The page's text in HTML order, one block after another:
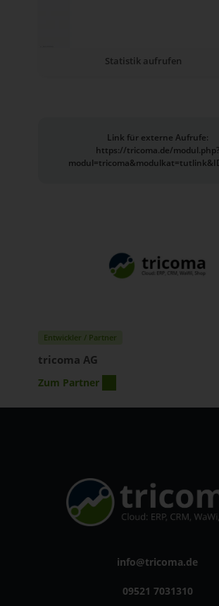
Statistik aufrufen
Link für externe Aufrufe:
https://tricoma.de/modul.php?
Entwickler / Partner
tricoma AG
Zum Partner
info@tricoma.de
09521 7031310